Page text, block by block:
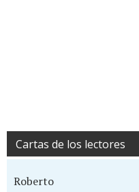
Cartas de los lectores
Roberto